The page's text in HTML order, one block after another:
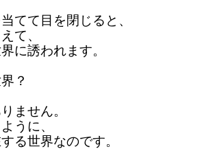
てて目を閉じると、
て、
に誘われます。
？
ません。
うに、
る世界なのです。